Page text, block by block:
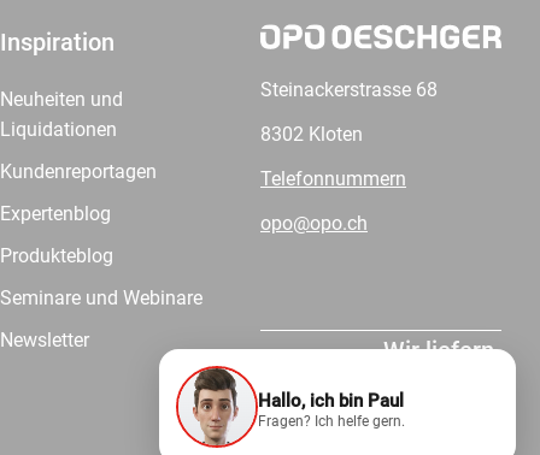
Inspiration
Neuheiten und
Liquidationen
Kundenreportagen
Expertenblog
Produkteblog
Seminare und Webinare
Newsletter
Steinackerstrasse 68
8302 Kloten
Telefonnummern
opo@opo.ch
Wir liefern.
Hallo, ich bin Paul
Fragen? Ich helfe gern.